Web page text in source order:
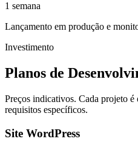
1 semana
Lançamento em produção e
Investimento
Planos de
Preços indicativos. Cada projeto
requisitos específicos.
Site WordPress